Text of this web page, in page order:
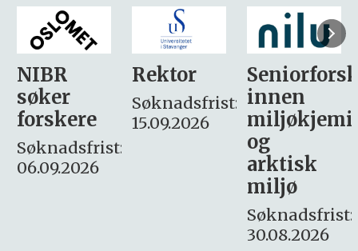
Rektor
Søknadsfrist:
15.09.2026
Seniorforsker
innen
miljøkjemi
søker
– fast
Søknadsfrist:
16. august.